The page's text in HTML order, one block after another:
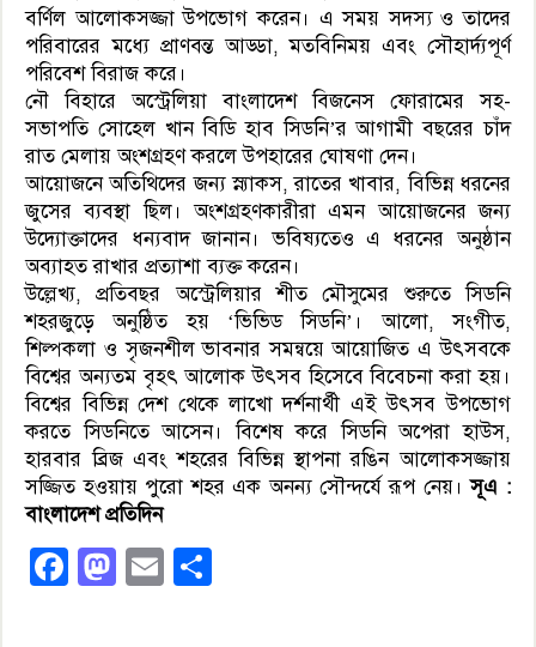
বর্ণিল আলোকসজ্জা উপভোগ করেন। এ সময় সদস্য ও তাদের
পরিবারের মধ্যে প্রাণবন্ত আড্ডা, মতবিনিময় এবং সৌহার্দ্যপূর্ণ
পরিবেশ বিরাজ করে।
নৌ বিহারে অস্ট্রেলিয়া বাংলাদেশ বিজনেস ফোরামের সহ-
সভাপতি সোহেল খান বিডি হাব সিডনি’র আগামী বছরের চাঁদ
রাত মেলায় অংশগ্রহণ করলে উপহারের ঘোষণা দেন।
আয়োজনে অতিথিদের জন্য স্ন্যাকস, রাতের খাবার, বিভিন্ন ধরনের
জুসের ব্যবস্থা ছিল। অংশগ্রহণকারীরা এমন আয়োজনের জন্য
উদ্যোক্তাদের ধন্যবাদ জানান। ভবিষ্যতেও এ ধরনের অনুষ্ঠান
অব্যাহত রাখার প্রত্যাশা ব্যক্ত করেন।
উল্লেখ্য, প্রতিবছর অস্ট্রেলিয়ার শীত মৌসুমের শুরুতে সিডনি
শহরজুড়ে অনুষ্ঠিত হয় ‘ভিভিড সিডনি’। আলো, সংগীত,
শিল্পকলা ও সৃজনশীল ভাবনার সমন্বয়ে আয়োজিত এ উৎসবকে
বিশ্বের অন্যতম বৃহৎ আলোক উৎসব হিসেবে বিবেচনা করা হয়।
বিশ্বের বিভিন্ন দেশ থেকে লাখো দর্শনার্থী এই উৎসব উপভোগ
করতে সিডনিতে আসেন। বিশেষ করে সিডনি অপেরা হাউস,
হারবার ব্রিজ এবং শহরের বিভিন্ন স্থাপনা রঙিন আলোকসজ্জায়
সজ্জিত হওয়ায় পুরো শহর এক অনন্য সৌন্দর্যে রূপ নেয়।সূএ :
বাংলাদেশ প্রতিদিন
Facebook
Mastodon
Email